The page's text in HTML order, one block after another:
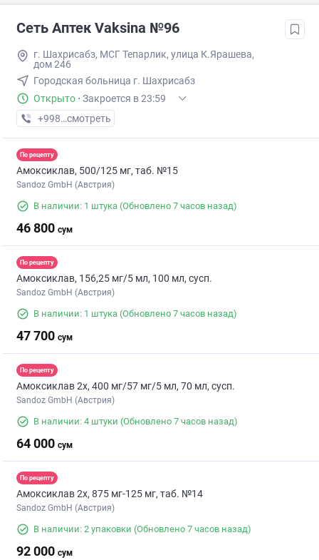
Сеть Аптек Vaksina №96
г. Шахрисабз, МСГ Тепарлик, улица К.Ярашева,
дом 246
Городская больница г. Шахрисабз
Открыто · Закроется в 23:59
+998 (77) XXX-XX-XX
смотреть
По рецепту
Амоксиклав, 500/125 мг, таб. №15
Sandoz GmbH (Австрия)
В наличии: 1 штука (Обновлено 7 часов назад)
46 800 сум
По рецепту
Амоксиклав, 156,25 мг/5 мл, 100 мл, сусп.
Sandoz GmbH (Австрия)
В наличии: 1 штука (Обновлено 7 часов назад)
47 700 сум
По рецепту
Амоксиклав 2х, 400 мг/57 мг/5 мл, 70 мл, сусп.
Sandoz GmbH (Австрия)
В наличии: 4 штуки (Обновлено 7 часов назад)
64 000 сум
По рецепту
Амоксиклав 2х, 875 мг-125 мг, таб. №14
Sandoz GmbH (Австрия)
В наличии: 2 упаковки (Обновлено 7 часов назад)
92 000 сум